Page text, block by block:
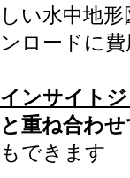
しい水中地
ンロードに
インサイト
と重ね合わ
もできます